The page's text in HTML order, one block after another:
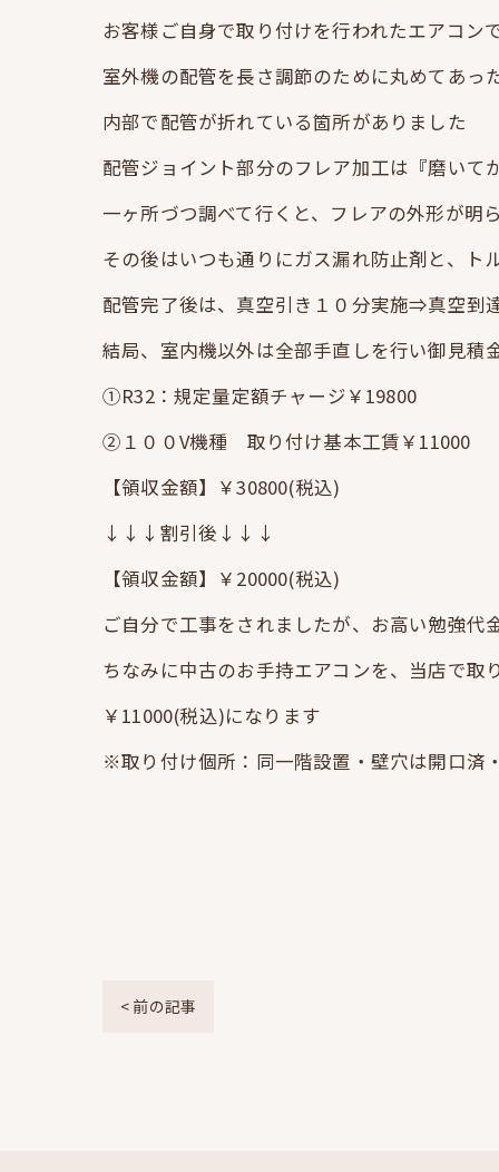
お客様ご自身で取り付けを行われたエアコ
室外機の配管を長さ調節のために丸めてあ
内部で配管が折れている箇所がありました
配管ジョイント部分のフレア加工は『磨いて
一ヶ所づつ調べて行くと、フレアの外形が明
その後はいつも通りにガス漏れ防止剤と、
配管完了後は、真空引き１０分実施⇒真空
結局、室内機以外は全部手直しを行い御見積
①R32：規定量定額チャージ￥19800
②１００V機種 取り付け基本工賃￥11000
【領収金額】￥30800(税込)
↓↓↓割引後↓↓↓
【領収金額】￥20000(税込)
ご自分で工事をされましたが、お高い勉強代
ちなみに中古のお手持エアコンを、当店で
￥11000(税込)になります
※取り付け個所：同一階設置・壁穴は開口済
< 前の記事